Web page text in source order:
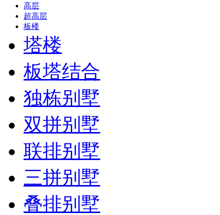
高层
超高层
板楼
塔楼
板塔结合
独栋别墅
双拼别墅
联排别墅
三拼别墅
叠排别墅